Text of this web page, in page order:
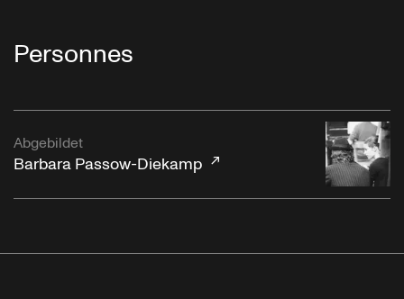
Personnes
Abgebildet
Barbara Passow-Diekamp